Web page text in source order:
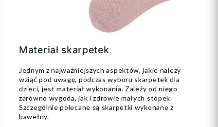
Materiał skarpetek
Jednym z najważniejszych aspektów, jakie należy
wziąć pod uwagę, podczas wyboru skarpetek dla
dzieci, jest materiał wykonania. Zależy od niego
zarówno wygoda, jak i zdrowie małych stópek.
Szczególnie polecane są skarpetki wykonane z
bawełny.